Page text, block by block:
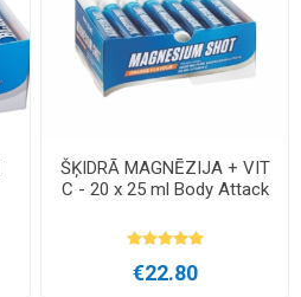
ŠĶIDRĀ MAGNĒZIJA + VIT
C - 20 x 25 ml Body Attack
€22.80